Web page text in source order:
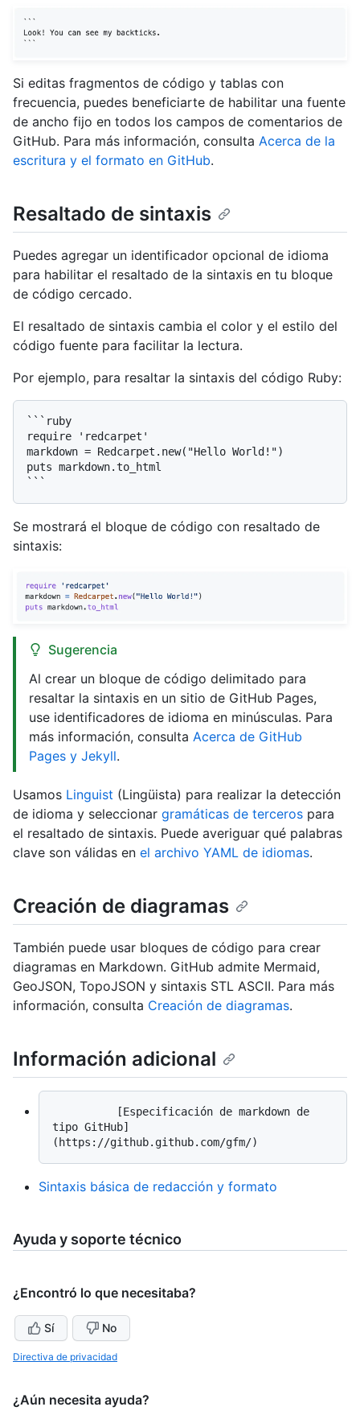
Si editas fragmentos de código y tablas con
frecuencia, puedes beneficiarte de habilitar una fuente
de ancho fijo en todos los campos de comentarios de
GitHub. Para más información, consulta Acerca de la
escritura y el formato en GitHub.
Resaltado de sintaxis
Puedes agregar un identificador opcional de idioma
para habilitar el resaltado de la sintaxis en tu bloque
de código cercado.
El resaltado de sintaxis cambia el color y el estilo del
código fuente para facilitar la lectura.
Por ejemplo, para resaltar la sintaxis del código Ruby:
```ruby
require 'redcarpet'
markdown = Redcarpet.new("Hello World!")
puts markdown.to_html
Se mostrará el bloque de código con resaltado de
sintaxis:
Sugerencia
Al crear un bloque de código delimitado para
resaltar la sintaxis en un sitio de GitHub Pages,
use identificadores de idioma en minúsculas. Para
más información, consulta Acerca de GitHub
Pages y Jekyll.
Usamos Linguist (Lingüista) para realizar la detección
de idioma y seleccionar gramáticas de terceros para
el resaltado de sintaxis. Puede averiguar qué palabras
clave son válidas en el archivo YAML de idiomas.
Creación de diagramas
También puede usar bloques de código para crear
diagramas en Markdown. GitHub admite Mermaid,
GeoJSON, TopoJSON y sintaxis STL ASCII. Para más
información, consulta Creación de diagramas.
Información adicional
tipo GitHub]
Sintaxis básica de redacción y formato
Ayuda y soporte técnico
¿Encontró lo que necesitaba?
Sí No
Directiva de privacidad
¿Aún necesita ayuda?